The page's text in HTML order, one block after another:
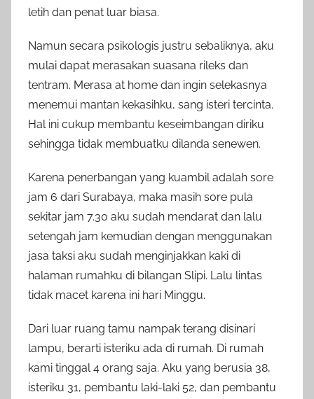
letih dan penat luar biasa.
Namun secara psikologis justru sebaliknya, aku
mulai dapat merasakan suasana rileks dan
tentram. Merasa at home dan ingin selekasnya
menemui mantan kekasihku, sang isteri tercinta.
Hal ini cukup membantu keseimbangan diriku
sehingga tidak membuatku dilanda senewen.
Karena penerbangan yang kuambil adalah sore
jam 6 dari Surabaya, maka masih sore pula
sekitar jam 7.30 aku sudah mendarat dan lalu
setengah jam kemudian dengan menggunakan
jasa taksi aku sudah menginjakkan kaki di
halaman rumahku di bilangan Slipi. Lalu lintas
tidak macet karena ini hari Minggu.
Dari luar ruang tamu nampak terang disinari
lampu, berarti isteriku ada di rumah. Di rumah
kami tinggal 4 orang saja. Aku yang berusia 38,
isteriku 31, pembantu laki-laki 52, dan pembantu